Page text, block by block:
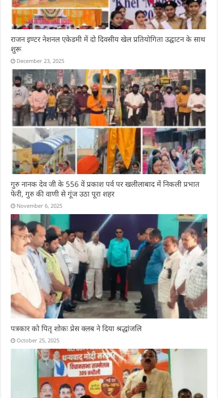
राजन इण्टर नेशनल एकेडमी में दो दिवसीय खेल प्रतियोगिता उद्घाटन के साथ
शुरू
December 23, 2025
गुरु नानक देव जी के 556 वें प्रकाश पर्व पर खलीलाबाद में निकली प्रभात
फेरी, गुरु की वाणी से गूंज उठा पूरा शहर
November 6, 2025
पत्रकार को पितृ शोकः प्रेस क्लब ने दिया श्रद्धांजलि
October 25, 2025